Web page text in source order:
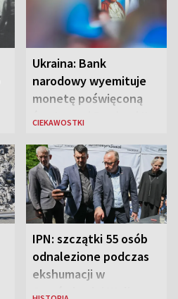
Ukraina: Bank
narodowy wyemituje
monetę poświęconą
św. Janowi Pawłowi II
CIEKAWOSTKI
IPN: szczątki 55 osób
odnalezione podczas
ekshumacji w
Ostrówkach i Woli